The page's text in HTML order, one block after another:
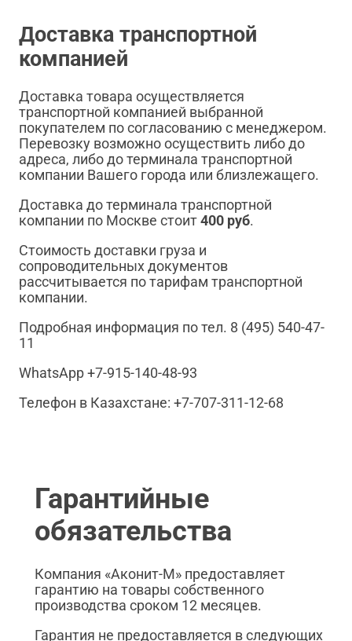
Доставка транспортной
компанией
Доставка товара осуществляется
транспортной компанией выбранной
покупателем по согласованию с менеджером.
Перевозку возможно осуществить либо до
адреса, либо до терминала транспортной
компании Вашего города или близлежащего.
Доставка до терминала транспортной
компании по Москве стоит400 руб.
Стоимость доставки груза и
сопроводительных документов
рассчитывается по тарифам транспортной
компании.
Подробная информация по тел. 8 (495) 540-47-
11
WhatsApp +7-915-140-48-93
Телефон в Казахстане: +7-707-311-12-68
Гарантийные
обязательства
Компания «Аконит-М» предоставляет
гарантию на товары собственного
производства сроком 12 месяцев.
Гарантия не предоставляется в следующих